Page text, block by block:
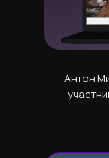
Антон
сотрудники